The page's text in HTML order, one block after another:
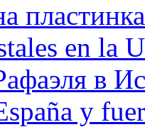
en la
в
y